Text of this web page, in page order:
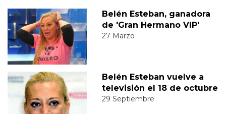
Belén Esteban, ganadora
de 'Gran Hermano VIP'
27 Marzo
Belén Esteban vuelve a
televisión el 18 de octubre
29 Septiembre